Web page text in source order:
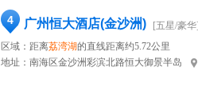
4 广州恒大酒店(金沙洲)
[五星/豪
区域：距离荔湾湖的直线距离约5.72公里
地址： 南海区金沙洲彩滨北路恒大御景半岛